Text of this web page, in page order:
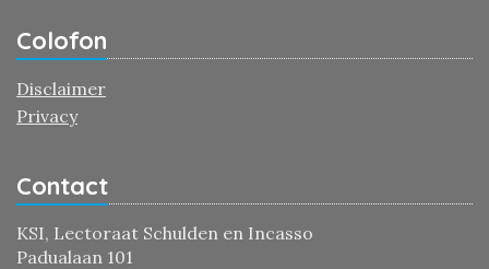
Colofon
Disclaimer
Privacy
Contact
KSI, Lectoraat Schulden en Incasso
Padualaan 101